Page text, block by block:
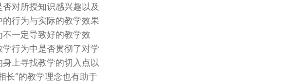
对所授知识感兴趣以及
行为与实际的教学效果
一定导致好的教学效
行为中是否贯彻了对学
上寻找教学的切入点以
长”的教学理念也有助于